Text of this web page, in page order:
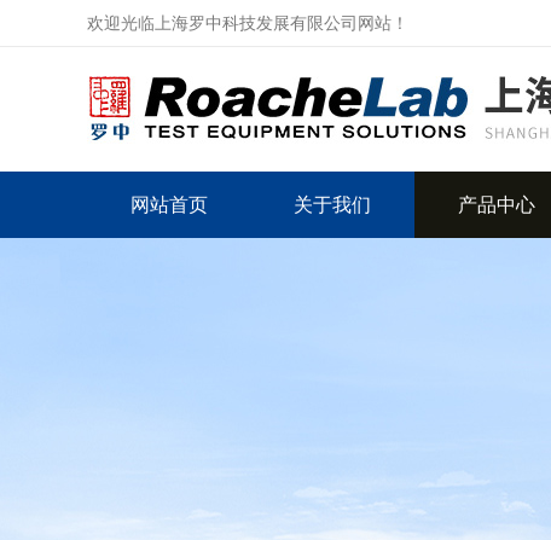
欢迎光临上海罗中科技发展有限公司网站！
网站首页 关于我们 产品中心